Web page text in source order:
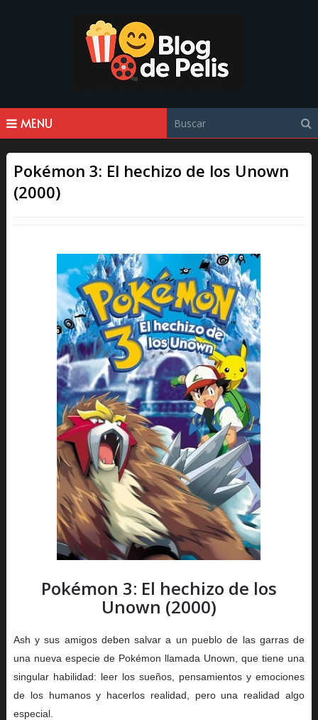
MENU
Pokémon 3: El hechizo de los Unown
(2000)
Pokémon 3: El hechizo de los
Unown (2000)
Ash y sus amigos deben salvar a un pueblo de las garras de
una nueva especie de Pokémon llamada Unown, que tiene una
singular habilidad: leer los sueños, pensamientos y emociones
de los humanos y hacerlos realidad, pero una realidad algo
especial.